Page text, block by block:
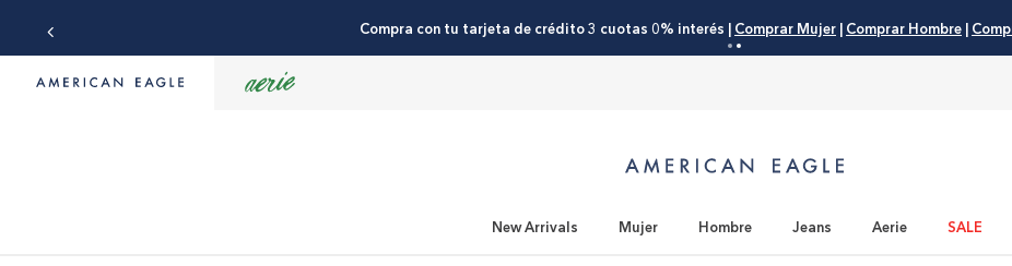
Compra con tu tarjeta de crédito 3 cuotas 0% interés | Comprar Mujer | Comprar Hombre |
New Arrivals Mujer Hombre Jeans Aerie SALE